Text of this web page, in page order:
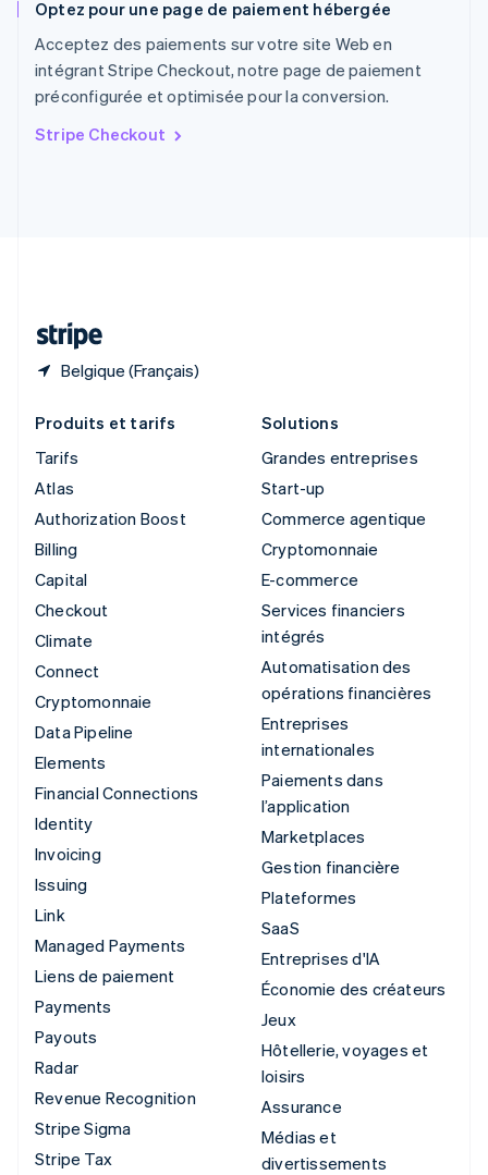
Optez pour une page de paiement hébergée
Acceptez des paiements sur votre site Web en
intégrant Stripe Checkout, notre page de paiement
préconfigurée et optimisée pour la conversion.
Stripe Checkout
Belgique (Français)
English
Royaume-Uni
English
Singapour
English简体中文
English
Produits et tarifs
Tarifs
Atlas
Authorization Boost
Billing
Capital
Checkout
Climate
Connect
Cryptomonnaie
Data Pipeline
Elements
Financial Connections
Identity
Invoicing
Issuing
Link
Managed Payments
Liens de paiement
Payments
Payouts
Radar
Revenue Recognition
Stripe Sigma
Stripe Tax
Solutions
Grandes entreprises
Start-up
Commerce agentique
Cryptomonnaie
E-commerce
Services financiers
intégrés
Automatisation des
opérations financières
Entreprises
internationales
Paiements dans
l’application
Marketplaces
Gestion financière
Plateformes
SaaS
Entreprises d'IA
Économie des créateurs
Jeux
Hôtellerie, voyages et
loisirs
Assurance
Médias et
divertissements